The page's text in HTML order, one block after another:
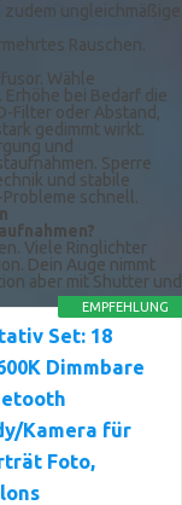
ungleichmäßige
Rauschen.
Wähle
bei Bedarf die
Filter oder Abstand,
gedimmt wirkt.
und
Sperre
und stabile
schnell.
Viele Ringlichter
Dein Auge nimmt
aber mit Shutter und
EMPFEHLUNG
Set: 18
Dimmbare
Kamera für
Foto,